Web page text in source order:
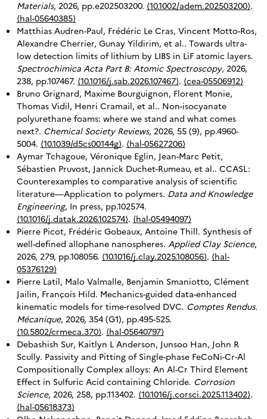
Materials, 2026, pp.e202503200. ⟨10.1002/adem.202503200⟩.
⟨hal-05640385⟩
Matthias Audren-Paul, Frédéric Le Cras, Vincent Motto-Ros,
Alexandre Cherrier, Gunay Yildirim, et al.. Towards ultra-
low detection limits of lithium by LIBS in LiF atomic layers.
Spectrochimica Acta Part B: Atomic Spectroscopy, 2026,
238, pp.107467. ⟨10.1016/j.sab.2026.107467⟩. ⟨cea-05506912⟩
Bruno Grignard, Maxime Bourguignon, Florent Monie,
Thomas Vidil, Henri Cramail, et al.. Non-isocyanate
polyurethane foams: where we stand and what comes
next?. Chemical Society Reviews, 2026, 55 (9), pp.4960-
5004. ⟨10.1039/d5cs00144g⟩. ⟨hal-05627206⟩
Aymar Tchagoue, Véronique Eglin, Jean-Marc Petit,
Sébastien Pruvost, Jannick Duchet-Rumeau, et al.. CCASL:
Counterexamples to comparative analysis of scientific
literature—Application to polymers. Data and Knowledge
Engineering, In press, pp.102574.
⟨10.1016/j.datak.2026.102574⟩. ⟨hal-05494097⟩
Pierre Picot, Frédéric Gobeaux, Antoine Thill. Synthesis of
well-defined allophane nanospheres. Applied Clay Science,
2026, 279, pp.108056. ⟨10.1016/j.clay.2025.108056⟩. ⟨hal-
05376129⟩
Pierre Latil, Malo Valmalle, Benjamin Smaniotto, Clément
Jailin, François Hild. Mechanics-guided data-enhanced
kinematic models for time-resolved DVC. Comptes Rendus.
Mécanique, 2026, 354 (G1), pp.495-525.
⟨10.5802/crmeca.370⟩. ⟨hal-05640797⟩
Debashish Sur, Kaitlyn L Anderson, Junsoo Han, John R
Scully. Passivity and Pitting of Single-phase FeCoNi-Cr-Al
Compositionally Complex alloys: An Al-Cr Third Element
Effect in Sulfuric Acid containing Chloride. Corrosion
Science, 2026, 258, pp.113402. ⟨10.1016/j.corsci.2025.113402⟩.
⟨hal-05618373⟩